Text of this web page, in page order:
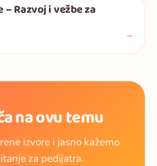
Razvoj i vežbe za
→
na ovu temu
izvore i jasno kažemo
za pedijatra.